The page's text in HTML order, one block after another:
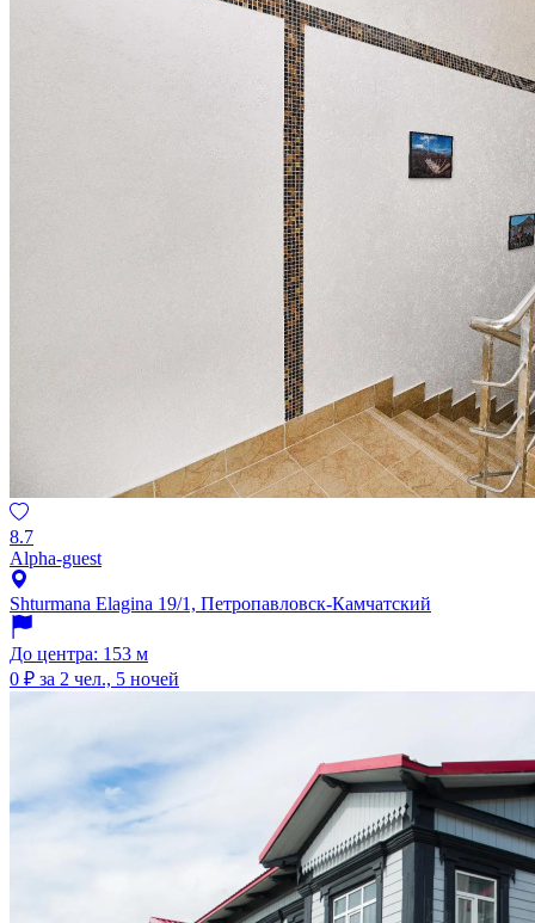
8.7
Alpha-guest
Shturmana Elagina 19/1, Петропавловск-Камчатский
До центра: 153 м
0 ₽ за 2 чел., 5 ночей